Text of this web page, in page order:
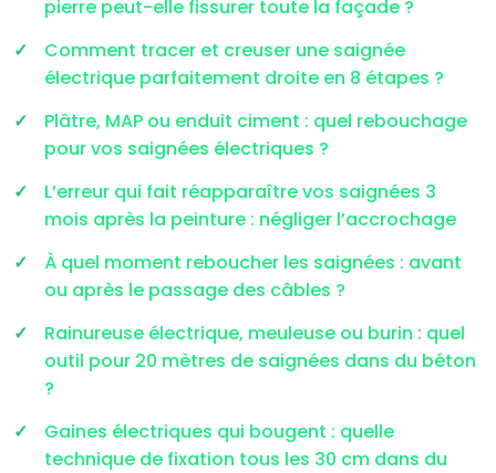
pierre peut-elle fissurer toute la façade ?
Comment tracer et creuser une saignée
électrique parfaitement droite en 8 étapes ?
Plâtre, MAP ou enduit ciment : quel rebouchage
pour vos saignées électriques ?
L’erreur qui fait réapparaître vos saignées 3
mois après la peinture : négliger l’accrochage
À quel moment reboucher les saignées : avant
ou après le passage des câbles ?
Rainureuse électrique, meuleuse ou burin : quel
outil pour 20 mètres de saignées dans du béton
?
Gaines électriques qui bougent : quelle
technique de fixation tous les 30 cm dans du